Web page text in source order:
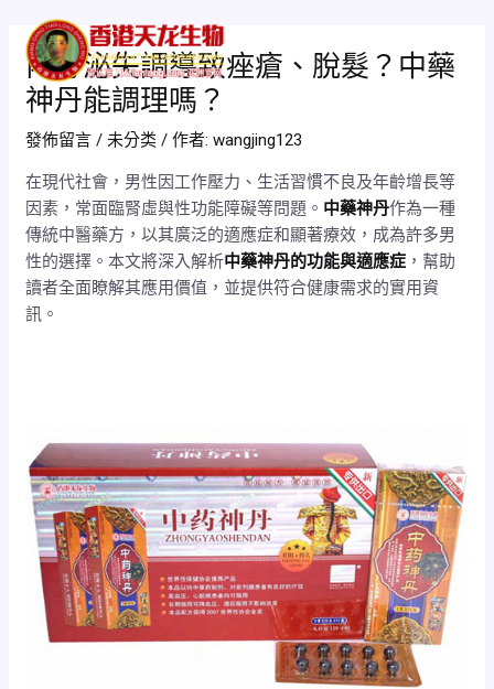
內分泌失調導致痤瘡、脫髮？中藥
神丹能調理嗎？
發佈留言 / 未分类 / 作者:wangjing123
在現代社會，男性因工作壓力、生活習慣不良及年齡增長等
因素，常面臨腎虛與性功能障礙等問題。 中藥神丹作為一種
傳統中醫藥方，以其廣泛的適應症和顯著療效，成為許多男
性的選擇。本文將深入解析中藥神丹的功能與適應症 ，幫助
讀者全面瞭解其應用價值，並提供符合健康需求的實用資
訊。
navigation